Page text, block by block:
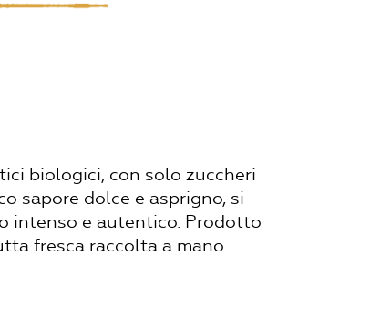
biologici, con solo zuccheri
sapore dolce e asprigno, si
intenso e autentico. Prodotto
fresca raccolta a mano.